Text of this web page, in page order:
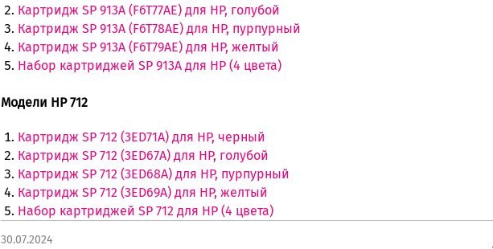
Картридж SP 913A (F6T77AE) для HP, голубой
Картридж SP 913A (F6T78AE) для HP, пурпурный
Картридж SP 913A (F6T79AE) для HP, желтый
Набор картриджей SP 913A для HP (4 цвета)
Модели HP 712
Картридж SP 712 (3ED71A) для HP, черный
Картридж SP 712 (3ED67A) для HP, голубой
Картридж SP 712 (3ED68A) для HP, пурпурный
Картридж SP 712 (3ED69A) для HP, желтый
Набор картриджей SP 712 для HP (4 цвета)
30.07.2024